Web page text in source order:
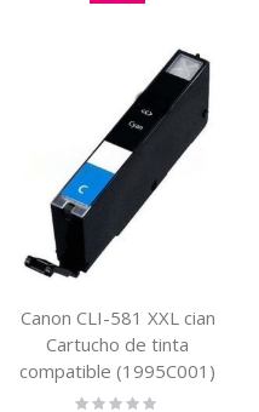
Canon CLI-581 XXL cian
Cartucho de tinta
compatible (1995C001)
Rating: